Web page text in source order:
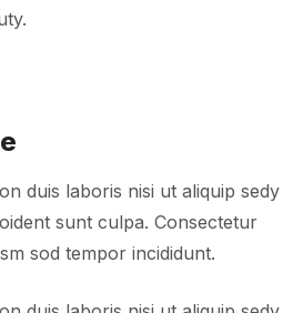
duis laboris nisi ut aliquip sedy
sunt culpa. Consectetur
sod tempor incididunt.